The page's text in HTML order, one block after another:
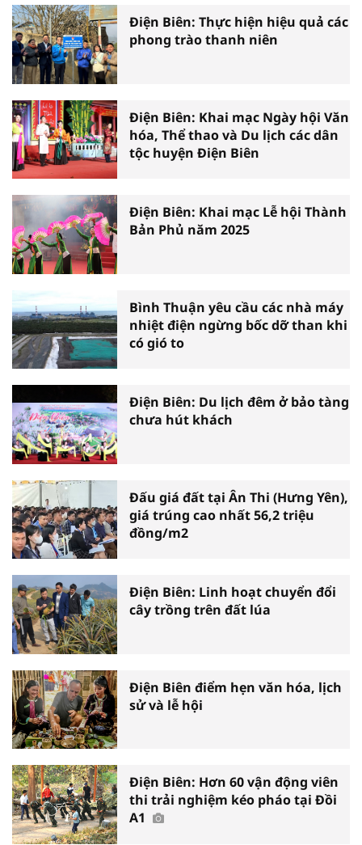
Điện Biên: Thực hiện hiệu quả các
phong trào thanh niên
Điện Biên: Khai mạc Ngày hội Văn
hóa, Thể thao và Du lịch các dân
tộc huyện Điện Biên
Điện Biên: Khai mạc Lễ hội Thành
Bản Phủ năm 2025
Bình Thuận yêu cầu các nhà máy
nhiệt điện ngừng bốc dỡ than khi
có gió to
Điện Biên: Du lịch đêm ở bảo tàng
chưa hút khách
Đấu giá đất tại Ân Thi (Hưng Yên),
giá trúng cao nhất 56,2 triệu
đồng/m2
Điện Biên: Linh hoạt chuyển đổi
cây trồng trên đất lúa
Điện Biên điểm hẹn văn hóa, lịch
sử và lễ hội
Điện Biên: Hơn 60 vận động viên
thi trải nghiệm kéo pháo tại Đồi
A1